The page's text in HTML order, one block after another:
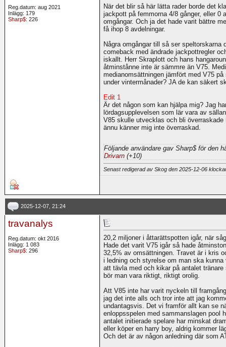
Reg.datum: aug 2021
Inlägg: 179
Sharp$: 226
När det blir så här lätta rader borde det
jackpott på femmorna 4/8 gånger, eller
omgångar. Och ja det hade varit bättre
få ihop 8 avdelningar.
Några omgångar till så ser
comeback med ändrade jackpottregler
iskallt. Herr Skraplott och hans
åtminstånne inte är sämmre än V75.
medianomsättningen jämfört med V75
under vintermånader? JA de kan säkert
Edit 1
Är det någon som kan hjälpa mig? Jag
lördagsupplevelsen som lär vara av
V85 skulle utvecklas och bli
ännu känner mig inte överraskad.
Följande användare gav Sharp$ för den
Drivarn (+10)
Senast redigerad av Skog den 2025-12-06
2025-12-07, 21:24
travanalys
Reg.datum: okt 2016
Inlägg: 1 083
Sharp$: 296
20,2 miljoner i åttarättspotten igår, när
Hade det varit V75 igår så hade
32,5% av omsättningen. Travet är i kris
i ledning och styrelse om man ska
att tävla med och kikar på antalet
bör man vara riktigt, riktigt orolig.
Att V85 inte har varit nyckeln till
jag det inte alls och tror inte att jag
undantagsvis. Det vi framför allt kan se
enloppsspelen med sammanslagen pool
antalet initierade spelare har minskat
eller köper en harry boy, aldrig kommer
Och det är av någon anledning där som